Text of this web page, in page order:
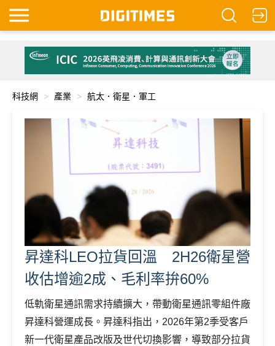
科技網 產業 航太．衛星．軍工
昇達科LEO拉貨回溫 2H26衛星營
收估增逾2成、毛利率拚60%
低軌衛星通訊需求持續擴大，帶動衛星通訊零組件廠
昇達科營運成長。昇達科指出，2026年第2季受客戶
新一代衛星產品改版及世代切換影響，導致部分拉貨